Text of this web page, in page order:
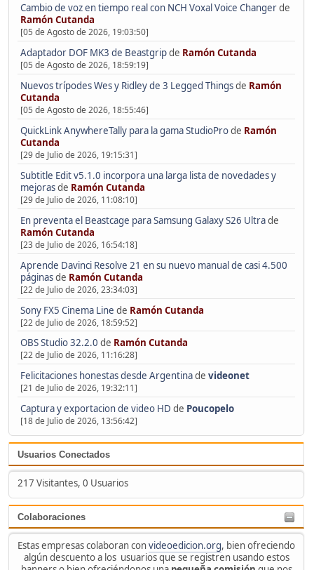
Cambio de voz en tiempo real con NCH Voxal Voice Changerde
Ramón Cutanda
[05 de Agosto de 2026, 19:03:50]
Adaptador DOF MK3 de Beastgripde Ramón Cutanda
[05 de Agosto de 2026, 18:59:19]
Nuevos trípodes Wes y Ridley de 3 Legged Thingsde Ramón
Cutanda
[05 de Agosto de 2026, 18:55:46]
QuickLink AnywhereTally para la gama StudioProde Ramón
Cutanda
[29 de Julio de 2026, 19:15:31]
Subtitle Edit v5.1.0 incorpora una larga lista de novedades y
mejorasde Ramón Cutanda
[29 de Julio de 2026, 11:08:10]
En preventa el Beastcage para Samsung Galaxy S26 Ultrade
Ramón Cutanda
[23 de Julio de 2026, 16:54:18]
Aprende Davinci Resolve 21 en su nuevo manual de casi 4.500
páginasde Ramón Cutanda
[22 de Julio de 2026, 23:34:03]
Sony FX5 Cinema Line de Ramón Cutanda
[22 de Julio de 2026, 18:59:52]
OBS Studio 32.2.0 de Ramón Cutanda
[22 de Julio de 2026, 11:16:28]
Felicitaciones honestas desde Argentinade videonet
[21 de Julio de 2026, 19:32:11]
Captura y exportacion de video HD de Poucopelo
[18 de Julio de 2026, 13:56:42]
Usuarios Conectados
217 Visitantes, 0 Usuarios
Colaboraciones
Estas empresas colaboran convideoedicion.org, bien ofreciendo
algún descuento a los usuarios que se registren usando estos